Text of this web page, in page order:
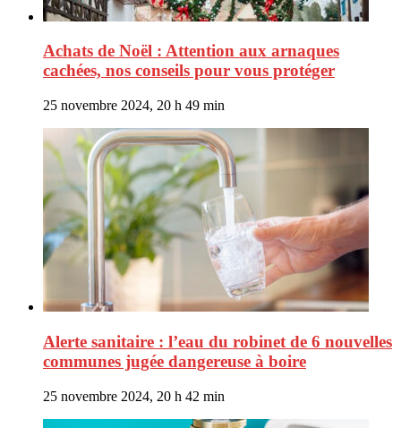
Achats de Noël : Attention aux arnaques
cachées, nos conseils pour vous protéger
25 novembre 2024, 20 h 49 min
Alerte sanitaire : l’eau du robinet de 6 nouvelles
communes jugée dangereuse à boire
25 novembre 2024, 20 h 42 min